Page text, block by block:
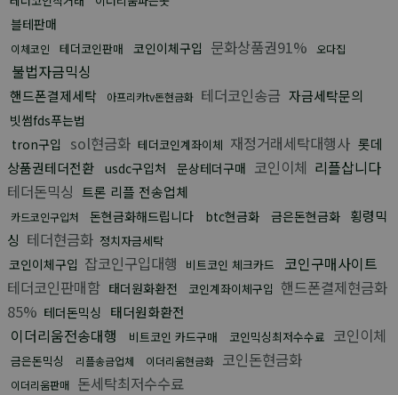
블테판매
이체코인 테더코인판매 코인이체구입 문화상품권91% 오다집
불법자금믹싱
핸드폰결제세탁 아프리카tv돈현금화 테더코인송금 자금세탁문의
빗썸fds푸는법
tron구입
sol현금화 테더코인계좌이체 재정거래세탁대행사 롯데
상품권테더전환 usdc구입처 문상테더구매 코인이체 리플삽니다
테더돈믹싱 트론 리플 전송업체
카드코인구입처 돈현금화해드립니다 btc현금화 금은돈현금화 횡령믹
싱 테더현금화 정치자금세탁
코인이체구입 잡코인구입대행 비트코인 체크카드
코인구매사이트
테더코인판매함 태더원화환전 코인계좌이체구입 핸드폰결제현금화
85% 테더돈믹싱 태더원화환전
이더리움전송대행 비트코인 카드구매 코인믹싱최저수수료 코인이체
금은돈믹싱 리플송금업체 이더리움현금화 코인돈현금화
이더리움판매 돈세탁최저수수료